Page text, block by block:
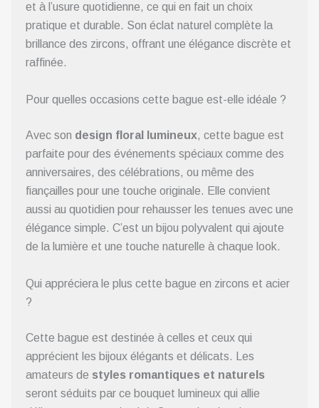
et à l’usure quotidienne, ce qui en fait un choix
pratique et durable. Son éclat naturel complète la
brillance des zircons, offrant une élégance discrète et
raffinée.
Pour quelles occasions cette bague est-elle idéale ?
Avec son design floral lumineux, cette bague est
parfaite pour des événements spéciaux comme des
anniversaires, des célébrations, ou même des
fiançailles pour une touche originale. Elle convient
aussi au quotidien pour rehausser les tenues avec une
élégance simple. C’est un bijou polyvalent qui ajoute
de la lumière et une touche naturelle à chaque look.
Qui appréciera le plus cette bague en zircons et acier
?
Cette bague est destinée à celles et ceux qui
apprécient les bijoux élégants et délicats. Les
amateurs de styles romantiques et naturels
seront séduits par ce bouquet lumineux qui allie